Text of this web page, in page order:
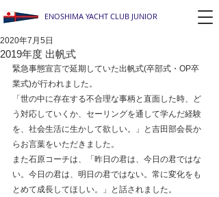
ENOSHIMA YACHT CLUB JUNIOR
2019年度 出帆式
2020年7月5日
緊急事態宣言で延期していた出帆式(卒部式・OP卒
業式)が行われました。
「世の中に存在する不合理な事柄と直面した時、ど
う対応していくか、セーリングを通して学んだ経験
を、社会生活に生かして欲しい。」と吉田部会長か
らお言葉をいただきました。
また石原コーチは、「昨日の君は、今日の君ではな
い。今日の君は、明日の君ではない。常に変化をも
とめて成長してほしい。」と話されました。